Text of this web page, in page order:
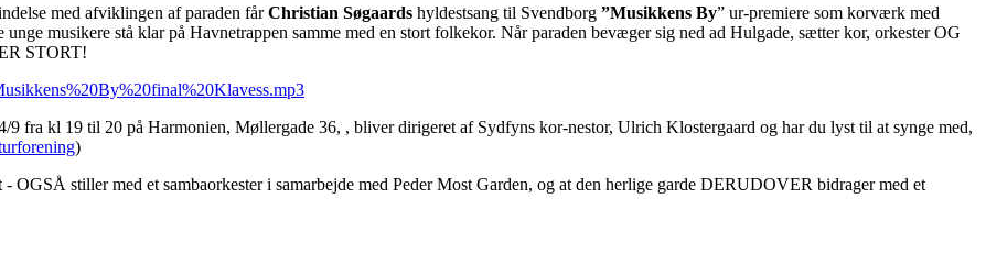
med afviklingen af paraden fårChristian Søgaards hyldestsang til Svendborg ”Musikkens By” ur-premiere som korværk med
musikere stå klar på Havnetrappen samme med en stort folkekor. Når paraden bevæger sig ned ad Hulgade, sætter kor, orkester OG
STORT!
fra kl 19 til 20 på Harmonien, Møllergade 36, , bliver dirigeret af Sydfyns kor-nestor, Ulrich Klostergaard og har du lyst til at synge med,
)
stiller med et sambaorkester i samarbejde med Peder Most Garden, og at den herlige garde DERUDOVER bidrager med et